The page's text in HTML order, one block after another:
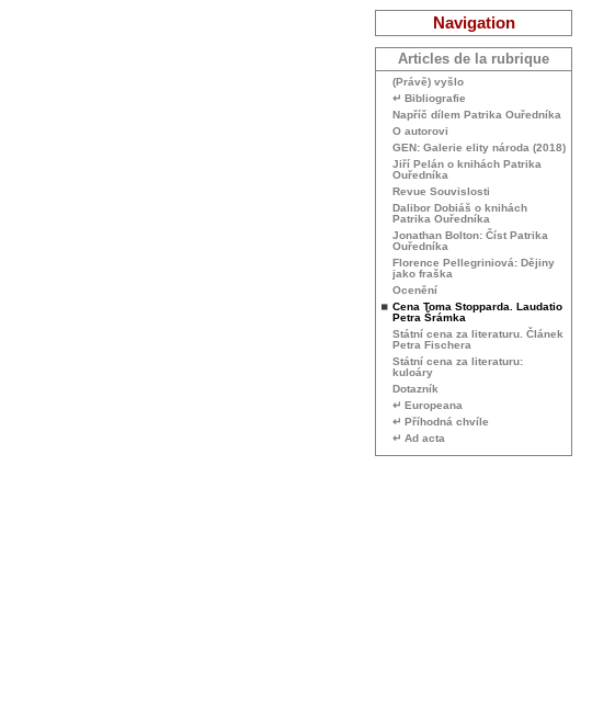
Navigation
Articles de la rubrique
(Právě) vyšlo
↵ Bibliografie
Napříč dílem Patrika Ouředníka
O autorovi
GEN: Galerie elity národa (2018)
Jiří Pelán o knihách Patrika
Ouředníka
Revue Souvislosti
Dalibor Dobiáš o knihách
Patrika Ouředníka
Jonathan Bolton: Číst Patrika
Ouředníka
Florence Pellegriniová: Dějiny
jako fraška
Ocenění
Cena Toma Stopparda. Laudatio
Petra Šrámka
Státní cena za literaturu. Článek
Petra Fischera
Státní cena za literaturu:
kuloáry
Dotazník
↵ Europeana
↵ Příhodná chvíle
↵ Ad acta